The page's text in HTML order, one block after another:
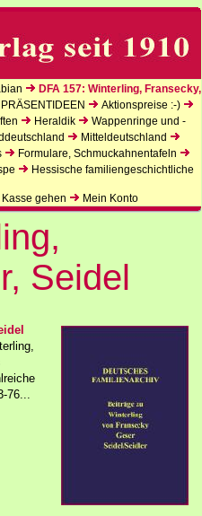
DFA 157: Winterling, Fransecky,
Aktionspreise :-)
Heraldik
Wappenringe und -
Mitteldeutschland
Formulare, Schmuckahnentafeln
Hessische familiengeschichtliche
Kasse gehen Mein Konto
Seidel
76...